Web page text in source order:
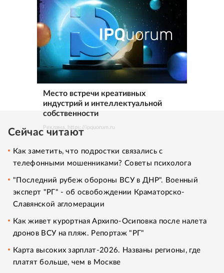
Место встречи креативных
индустрий и интеллектуальной
собственности
Реклама. https://ipquorum.ru
Сейчас читают
Как заметить, что подростки связались с
телефонными мошенниками? Советы психолога
"Последний рубеж обороны ВСУ в ДНР". Военный
эксперт "РГ" - об освобождении Краматорско-
Славянской агломерации
Как живет курортная Архипо-Осиповка после налета
дронов ВСУ на пляж. Репортаж "РГ"
Карта высоких зарплат-2026. Названы регионы, где
платят больше, чем в Москве